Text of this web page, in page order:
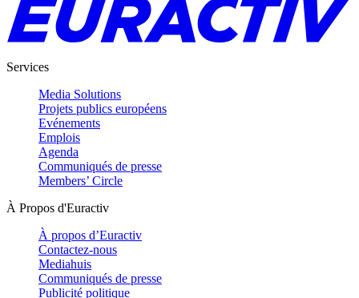
Services
Media Solutions
Projets publics européens
Evénements
Emplois
Agenda
Communiqués de presse
Members’ Circle
À Propos d'Euractiv
À propos d’Euractiv
Contactez-nous
Mediahuis
Communiqués de presse
Publicité politique